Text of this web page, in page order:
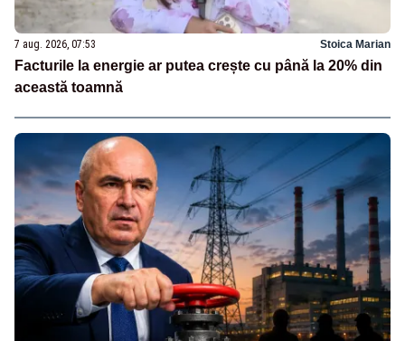
7 aug. 2026, 07:53 Stoica Marian
Facturile la energie ar putea crește cu până la 20% din
această toamnă